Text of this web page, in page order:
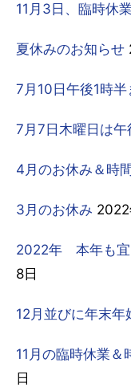
11月3日、臨時休
夏休みのお知らせ
7月10日午後1時
7月7日木曜日は午
4月のお休み＆時
3月のお休み 2022
2022年 本年も宜
8日
12月並びに年末年
11月の臨時休業＆
日